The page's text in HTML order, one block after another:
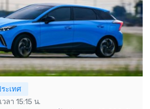
ะเทศ
ลา 15:15 น.